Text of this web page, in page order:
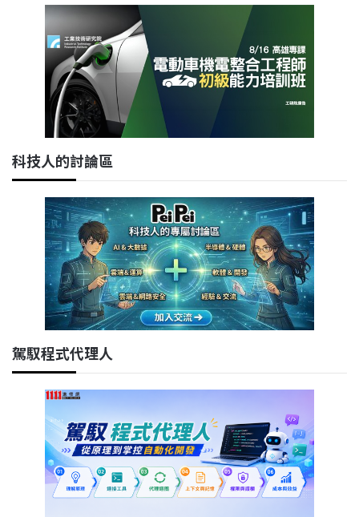
科技人的討論區
駕馭程式代理人